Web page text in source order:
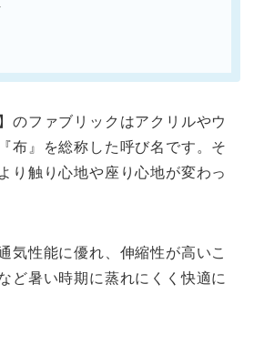
のファブリックはアクリルやウ
布』を総称した呼び名です。そ
り触り心地や座り心地が変わっ
気性能に優れ、伸縮性が高いこ
ど暑い時期に蒸れにくく快適に